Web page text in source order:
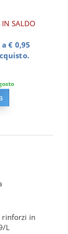
IN SALDO
€ 0,95
rinforzi in
L